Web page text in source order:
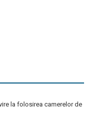
la folosirea camerelor de